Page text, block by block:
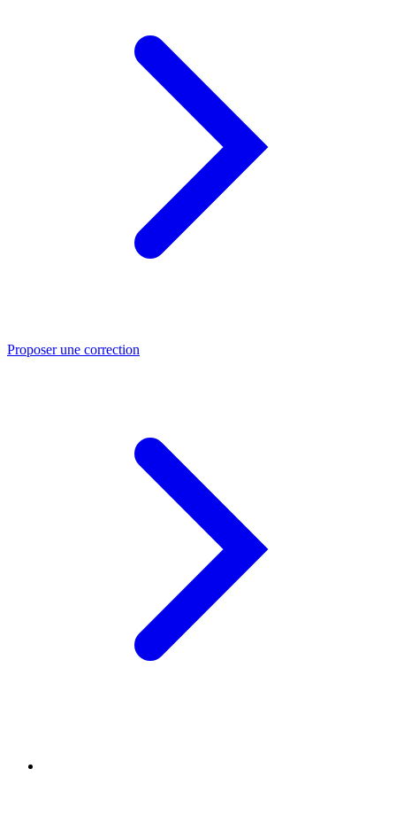
Proposer une correction